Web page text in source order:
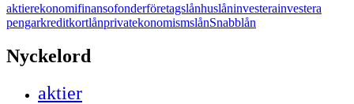
aktierekonomifinansofonderföretagslånhuslåninvesterainvestera
pengarkreditkortlånprivatekonomismslånSnabblån
Nyckelord
aktier